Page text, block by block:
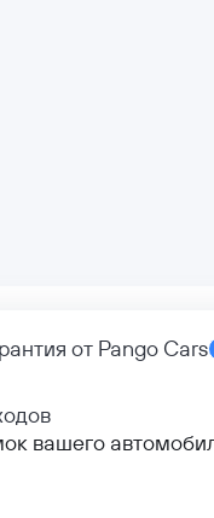
от Pango Cars
вашего